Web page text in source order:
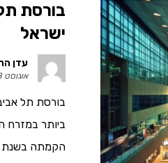
בורסת
ישראל
עדן
אוגוסט 18, 2024
ביותר במזרח
הקמתה בשנת 1953, הבורסה ...